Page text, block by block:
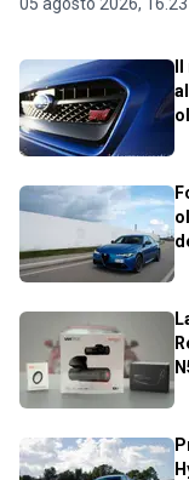
Il